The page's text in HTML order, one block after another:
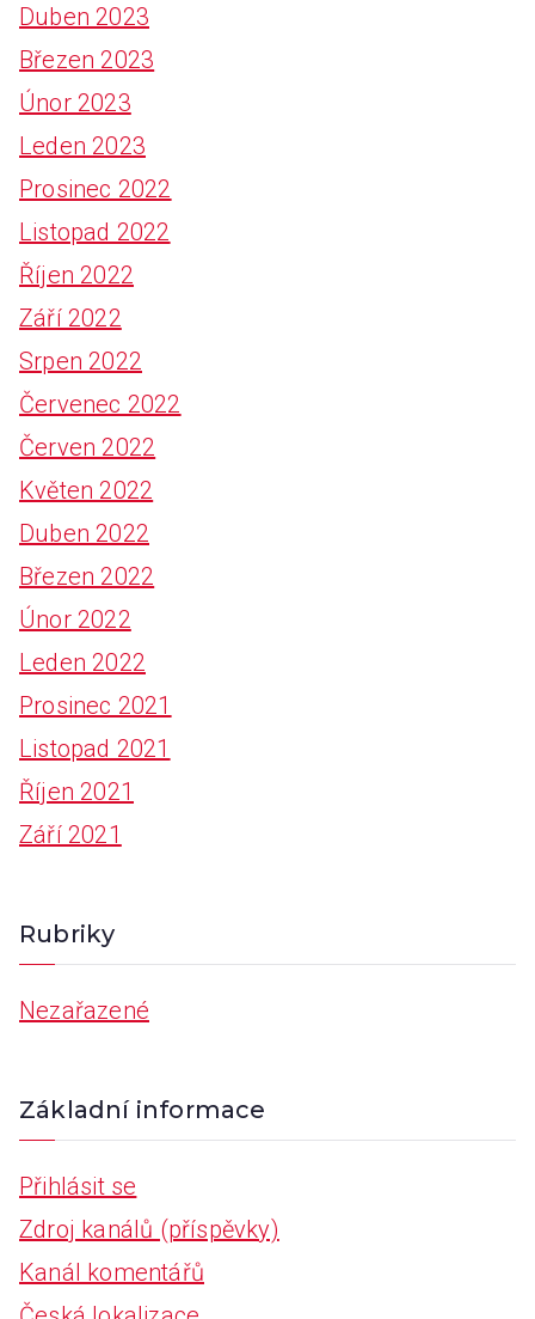
Duben 2023
Březen 2023
Únor 2023
Leden 2023
Prosinec 2022
Listopad 2022
Říjen 2022
Září 2022
Srpen 2022
Červenec 2022
Červen 2022
Květen 2022
Duben 2022
Březen 2022
Únor 2022
Leden 2022
Prosinec 2021
Listopad 2021
Říjen 2021
Září 2021
Rubriky
Nezařazené
Základní informace
Přihlásit se
Zdroj kanálů (příspěvky)
Kanál komentářů